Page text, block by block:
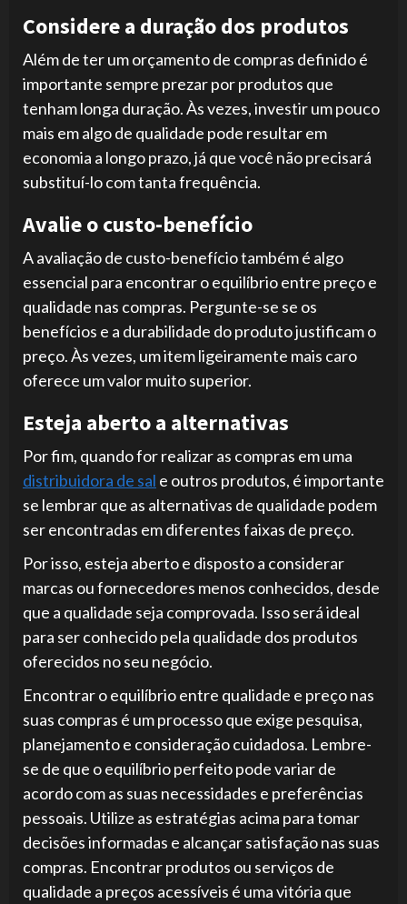
Considere a duração dos produtos
Além de ter um orçamento de compras definido é
importante sempre prezar por produtos que
tenham longa duração. Às vezes, investir um pouco
mais em algo de qualidade pode resultar em
economia a longo prazo, já que você não precisará
substituí-lo com tanta frequência.
Avalie o custo-benefício
A avaliação de custo-benefício também é algo
essencial para encontrar o equilíbrio entre preço e
qualidade nas compras. Pergunte-se se os
benefícios e a durabilidade do produto justificam o
preço. Às vezes, um item ligeiramente mais caro
oferece um valor muito superior.
Esteja aberto a alternativas
Por fim, quando for realizar as compras em uma
distribuidora de sal e outros produtos, é importante
se lembrar que as alternativas de qualidade podem
ser encontradas em diferentes faixas de preço.
Por isso, esteja aberto e disposto a considerar
marcas ou fornecedores menos conhecidos, desde
que a qualidade seja comprovada. Isso será ideal
para ser conhecido pela qualidade dos produtos
oferecidos no seu negócio.
Encontrar o equilíbrio entre qualidade e preço nas
suas compras é um processo que exige pesquisa,
planejamento e consideração cuidadosa. Lembre-
se de que o equilíbrio perfeito pode variar de
acordo com as suas necessidades e preferências
pessoais. Utilize as estratégias acima para tomar
decisões informadas e alcançar satisfação nas suas
compras. Encontrar produtos ou serviços de
qualidade a preços acessíveis é uma vitória que